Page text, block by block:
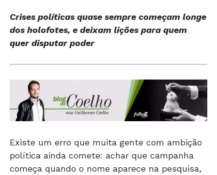
Crises políticas quase sempre começam longe
dos holofotes, e deixam lições para quem
quer disputar poder
Existe um erro que muita gente com ambição
política ainda comete: achar que campanha
começa quando o nome aparece na pesquisa,